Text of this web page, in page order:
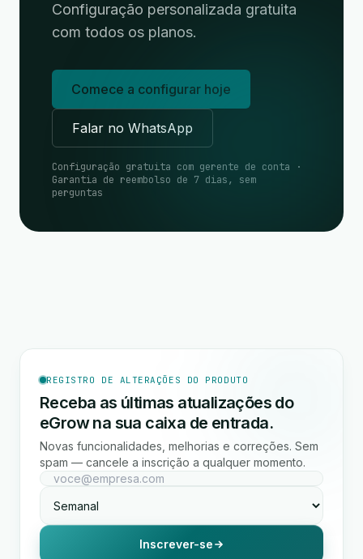
Configuração personalizada gratuita
com todos os planos.
Comece a configurar hoje
Falar no WhatsApp
Configuração gratuita com gerente de conta ·
Garantia de reembolso de 7 dias, sem
perguntas
REGISTRO DE ALTERAÇÕES DO PRODUTO
Receba as últimas atualizações do
eGrow na sua caixa de entrada.
Novas funcionalidades, melhorias e correções. Sem
spam — cancele a inscrição a qualquer momento.
Inscrever-se